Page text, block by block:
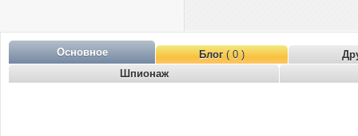
Основное Блог( 0 )
Шпионаж